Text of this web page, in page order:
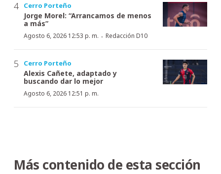
Cerro Porteño
Jorge Morel: “Arrancamos de menos
a más”
Agosto 6, 2026 12:53 p. m. · Redacción D10
Cerro Porteño
Alexis Cañete, adaptado y
buscando dar lo mejor
Agosto 6, 2026 12:51 p. m.
Más contenido de esta sección